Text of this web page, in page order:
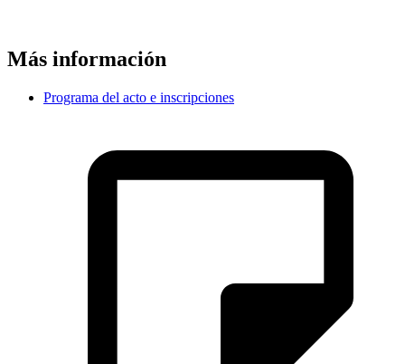
Más información
Programa del acto e inscripciones